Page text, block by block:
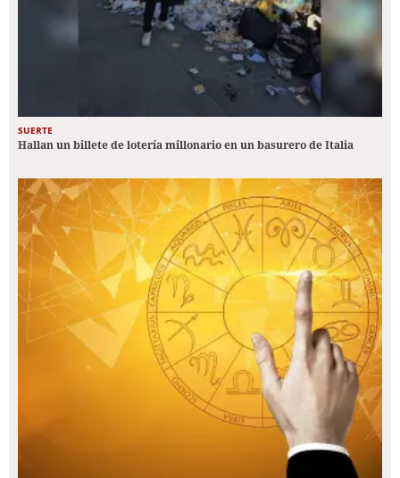
SUERTE
Hallan un billete de lotería millonario en un basurero de Italia